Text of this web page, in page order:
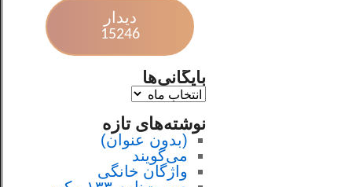
دیدار
15246
بایگانی‌ها
نوشته‌های تازه
(بدون عنوان)
می‌گویند
واژگان خانگی